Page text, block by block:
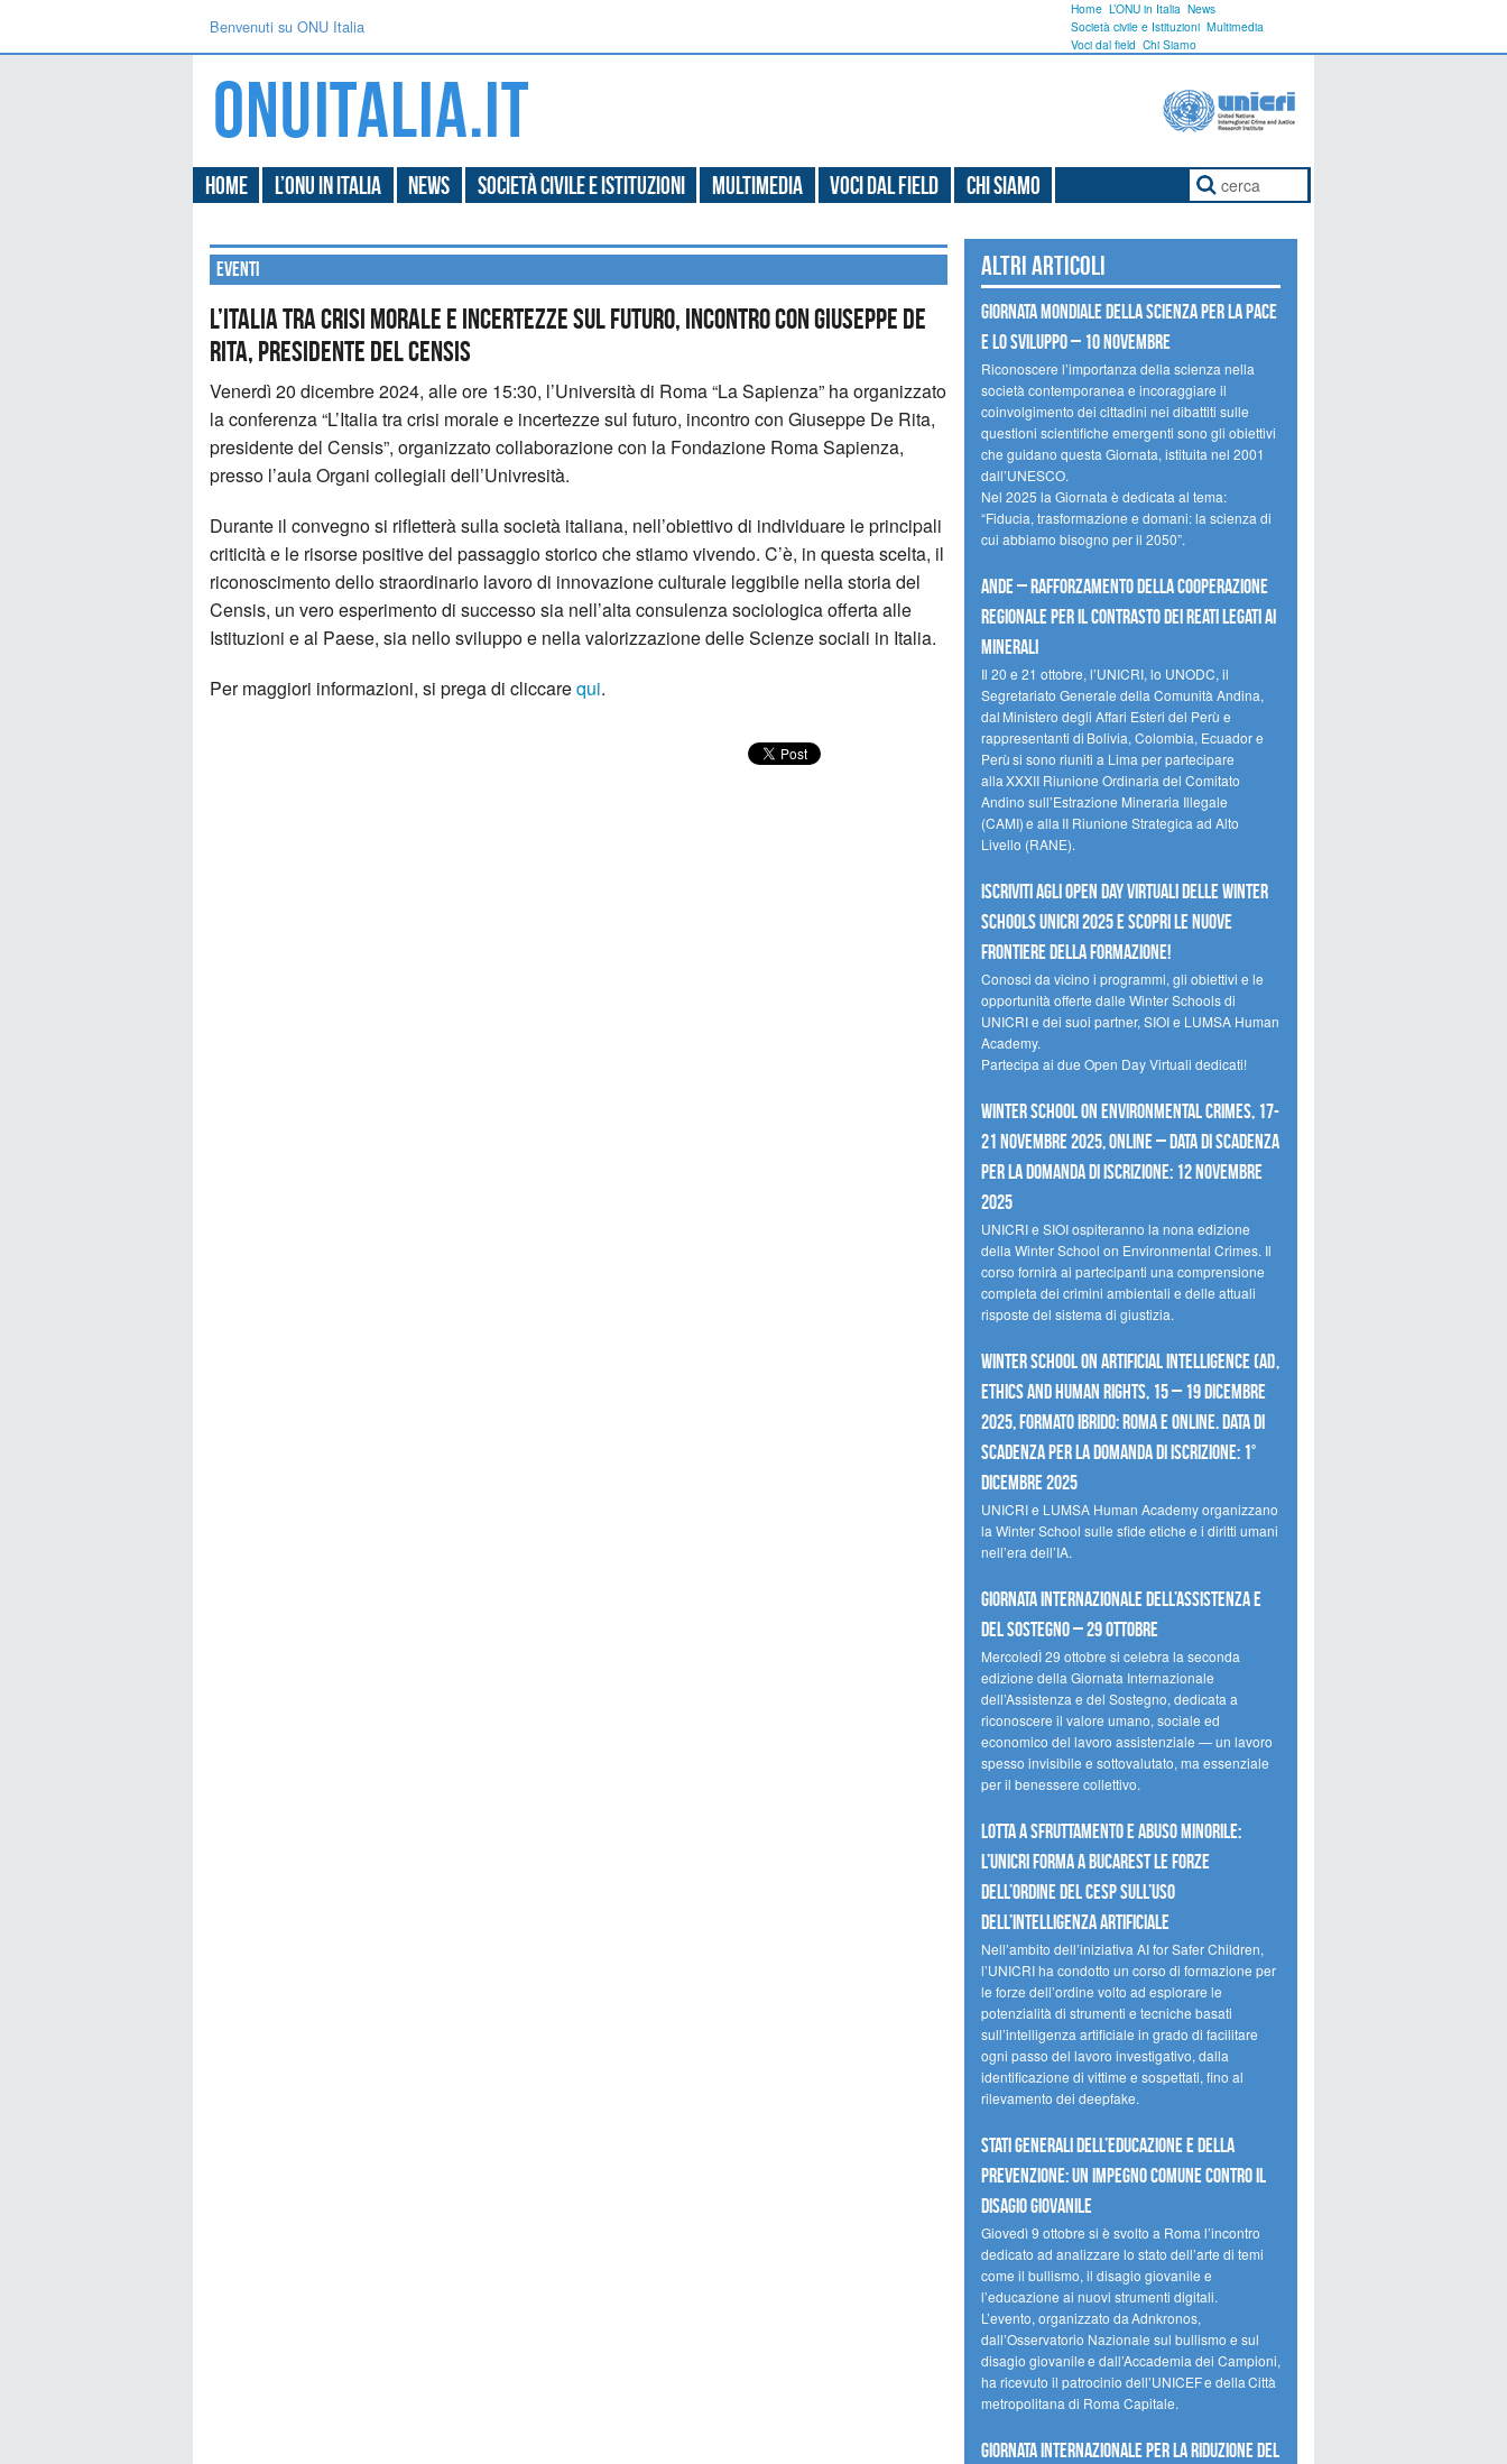
Benvenuti su ONU Italia
Home L’ONU in Italia News
Società civile e Istituzioni Multimedia
Voci dal field Chi Siamo
Home L’ONU in Italia News Società civile e Istituzioni Multimedia Voci dal field Chi Siamo
Eventi
L’Italia tra crisi morale e incertezze sul futuro, incontro con Giuseppe De
Rita, presidente del Censis
Venerdì 20 dicembre 2024, alle ore 15:30, l’Università di Roma “La Sapienza” ha organizzato
la conferenza “L’Italia tra crisi morale e incertezze sul futuro, incontro con Giuseppe De Rita,
presidente del Censis”, organizzato collaborazione con la Fondazione Roma Sapienza,
presso l’aula Organi collegiali dell’Univresità.
Durante il convegno si rifletterà sulla società italiana, nell’obiettivo di individuare le principali
criticità e le risorse positive del passaggio storico che stiamo vivendo. C’è, in questa scelta, il
riconoscimento dello straordinario lavoro di innovazione culturale leggibile nella storia del
Censis, un vero esperimento di successo sia nell’alta consulenza sociologica offerta alle
Istituzioni e al Paese, sia nello sviluppo e nella valorizzazione delle Scienze sociali in Italia.
Per maggiori informazioni, si prega di cliccarequi.
Altri articoli
Giornata mondiale della scienza per la pace
e lo sviluppo – 10 novembre
Riconoscere l’importanza della scienza nella
società contemporanea e incoraggiare il
coinvolgimento dei cittadini nei dibattiti sulle
questioni scientifiche emergenti sono gli obiettivi
che guidano questa Giornata, istituita nel 2001
dall’UNESCO.
Nel 2025 la Giornata è dedicata al tema:
“Fiducia, trasformazione e domani: la scienza di
cui abbiamo bisogno per il 2050”.
Ande – Rafforzamento della cooperazione
regionale per il contrasto dei reati legati ai
minerali
Il 20 e 21 ottobre, l’UNICRI, lo UNODC, il
Segretariato Generale della Comunità Andina,
dal Ministero degli Affari Esteri del Perù e
rappresentanti di Bolivia, Colombia, Ecuador e
Perù si sono riuniti a Lima per partecipare
alla XXXII Riunione Ordinaria del Comitato
Andino sull’Estrazione Mineraria Illegale
(CAMI) e alla II Riunione Strategica ad Alto
Livello (RANE).
Iscriviti agli Open Day Virtuali delle Winter
Schools UNICRI 2025 e scopri le nuove
frontiere della formazione!
Conosci da vicino i programmi, gli obiettivi e le
opportunità offerte dalle Winter Schools di
UNICRI e dei suoi partner, SIOI e LUMSA Human
Academy.
Partecipa ai due Open Day Virtuali dedicati!
Winter School on Environmental Crimes, 17-
21 novembre 2025, Online – Data di scadenza
per la domanda di iscrizione: 12 novembre
2025
UNICRI e SIOI ospiteranno la nona edizione
della Winter School on Environmental Crimes. Il
corso fornirà ai partecipanti una comprensione
completa dei crimini ambientali e delle attuali
risposte del sistema di giustizia.
Winter School on Artificial Intelligence (AI),
Ethics and Human Rights, 15 – 19 dicembre
2025, Formato Ibrido: Roma e online. Data di
scadenza per la domanda di iscrizione: 1°
dicembre 2025
UNICRI e LUMSA Human Academy organizzano
la Winter School sulle sfide etiche e i diritti umani
nell’era dell’IA.
Giornata internazionale dell’assistenza e
del sostegno – 29 ottobre
MercoledÌ 29 ottobre si celebra la seconda
edizione della Giornata Internazionale
dell’Assistenza e del Sostegno, dedicata a
riconoscere il valore umano, sociale ed
economico del lavoro assistenziale — un lavoro
spesso invisibile e sottovalutato, ma essenziale
per il benessere collettivo.
Lotta a sfruttamento e abuso minorile:
l’UNICRI forma a Bucarest le forze
dell’ordine del CESP sull’uso
dell’Intelligenza Artificiale
Nell’ambito dell’iniziativa AI for Safer Children,
l’UNICRI ha condotto un corso di formazione per
le forze dell’ordine volto ad esplorare le
potenzialità di strumenti e tecniche basati
sull’intelligenza artificiale in grado di facilitare
ogni passo del lavoro investigativo, dalla
identificazione di vittime e sospettati, fino al
rilevamento dei deepfake.
Stati Generali dell’Educazione e della
Prevenzione: un impegno comune contro il
disagio giovanile
Giovedì 9 ottobre si è svolto a Roma l’incontro
dedicato ad analizzare lo stato dell’arte di temi
come il bullismo, il disagio giovanile e
l’educazione ai nuovi strumenti digitali.
L’evento, organizzato da Adnkronos,
dall’Osservatorio Nazionale sul bullismo e sul
disagio giovanile e dall’Accademia dei Campioni,
ha ricevuto il patrocinio dell’UNICEF e della Città
metropolitana di Roma Capitale.
Giornata internazionale per la riduzione del